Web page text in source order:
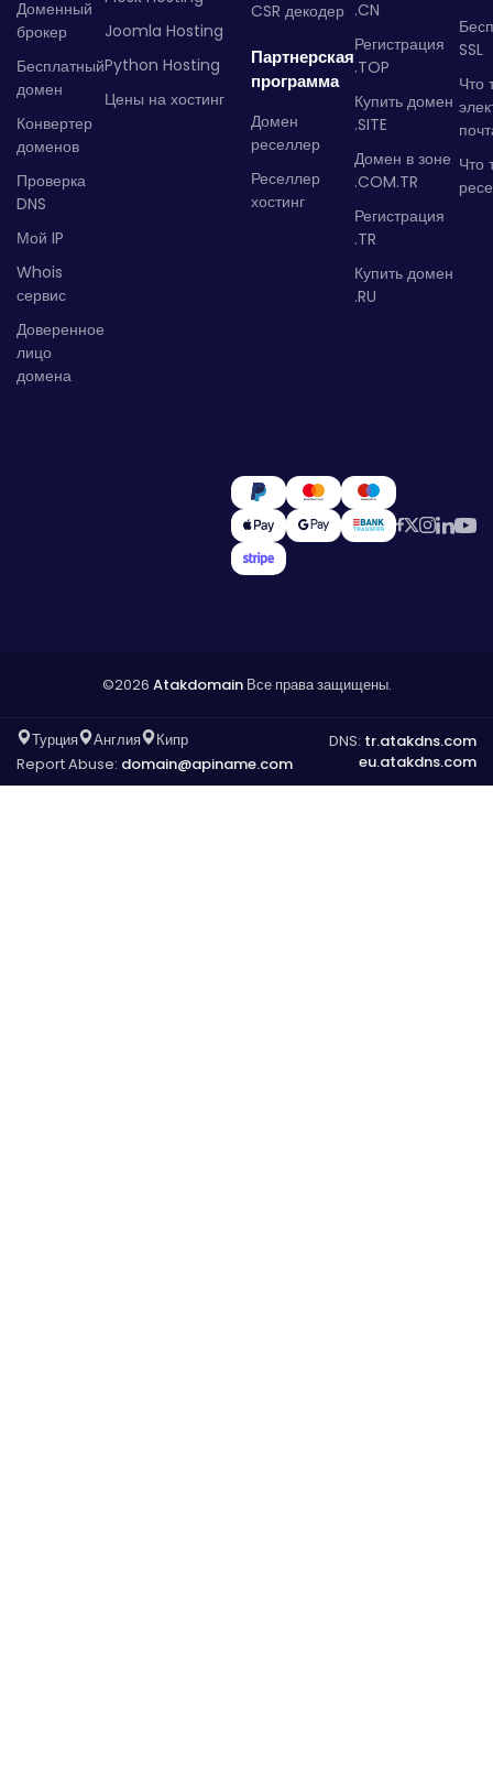
Доменный
брокер
Бесплатный
домен
Конвертер
доменов
Проверка
DNS
Мой IP
Whois
сервис
Доверенное
лицо
домена
Joomla Hosting
Python Hosting
Цены на хостинг
CSR декодер
Партнерская
программа
Домен
реселлер
Реселлер
хостинг
.CN
Регистрация
.TOP
Купить домен
.SITE
Домен в зоне
.COM.TR
Регистрация
.TR
Купить домен
.RU
SSL
Что
Что
©2026 AtakdomainВсе права защищены.
Турция Англия
Кипр
Report Abuse: domain@apiname.com
DNS: tr.atakdns.com
eu.atakdns.com